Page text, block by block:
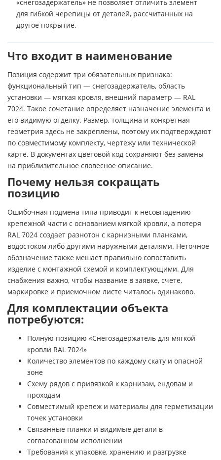
«снегозадержатель» не позволяет отличить элемент
для гибкой черепицы от деталей, рассчитанных на
другое покрытие.
Что входит в наименование
Позиция содержит три обязательных признака:
функциональный тип — снегозадержатель, область
установки — мягкая кровля, внешний параметр — RAL
7024. Такое сочетание определяет назначение элемента и
его видимую отделку. Размер, толщина и конкретная
геометрия здесь не закреплены, поэтому их подтверждают
по совместимому комплекту, чертежу или технической
карте. В документах цветовой код сохраняют без замены
на приблизительное словесное описание.
Почему нельзя сокращать
позицию
Ошибочная подмена типа приводит к несовпадению
крепежной части с основанием мягкой кровли, а потеря
RAL 7024 создает разнотон с карнизными планками,
водостоком либо другими наружными деталями. Неточное
обозначение также мешает правильно сопоставить
изделие с монтажной схемой и комплектующими. Для
снабжения важно, чтобы название в заявке, счете,
маркировке и приемочном листе читалось одинаково.
Для комплектации объекта
потребуются:
Полную позицию «Снегозадержатель для мягкой
кровли RAL 7024»
Количество элементов по каждому скату и опасной
зоне
Схему рядов с привязкой к карнизам, ендовам и
проходам
Совместимый крепеж и материалы для герметизации
точек установки
Связанные планки и видимые детали в
согласованном исполнении
Требования к упаковке, хранению и разгрузке